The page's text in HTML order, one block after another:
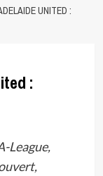
UNITED :
:
League,